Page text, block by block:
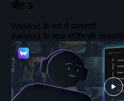
चीट 3
WeMod के बारे में जानकारी
WeMod के साथ मॉडिंग की जानकारी